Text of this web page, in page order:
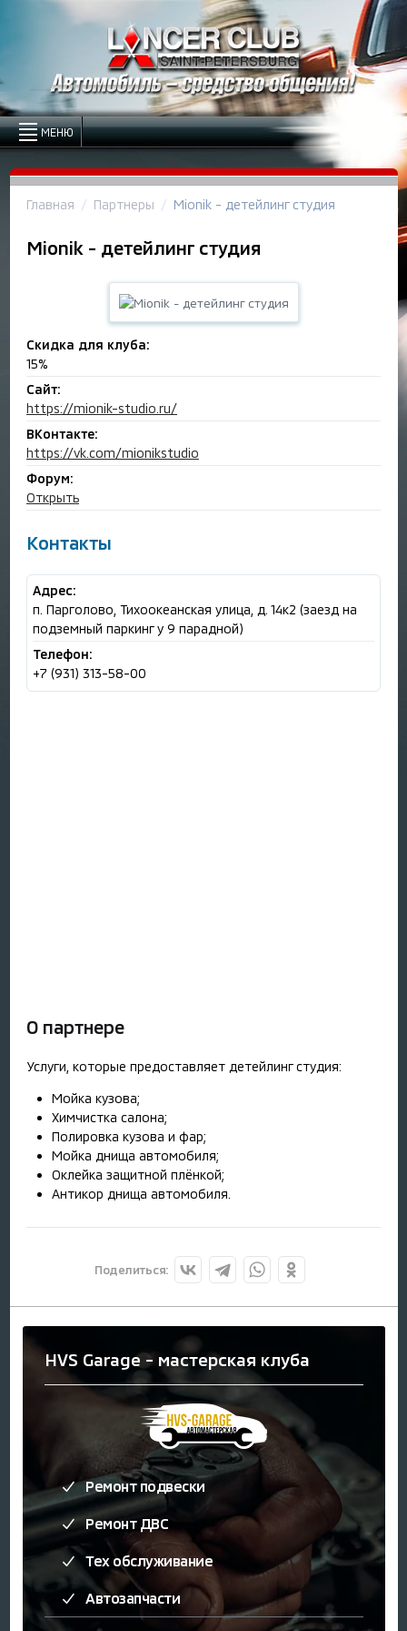
МЕНЮ
Главная Партнеры Mionik - детейлинг студия
Mionik - детейлинг студия
Скидка для клуба:
15%
Сайт:
https://mionik-studio.ru/
ВКонтакте:
https://vk.com/mionikstudio
Форум:
Открыть
Контакты
Адрес:
п. Парголово, Тихоокеанская улица, д. 14к2 (заезд на
подземный паркинг у 9 парадной)
Телефон:
+7 (931) 313-58-00
О партнере
Услуги, которые предоставляет детейлинг студия:
Мойка кузова;
Химчистка салона;
Полировка кузова и фар;
Мойка днища автомобиля;
Оклейка защитной плёнкой;
Антикор днища автомобиля.
Поделиться:
HVS Garage - мастерская клуба
Ремонт подвески
Ремонт ДВС
Тех обслуживание
Автозапчасти